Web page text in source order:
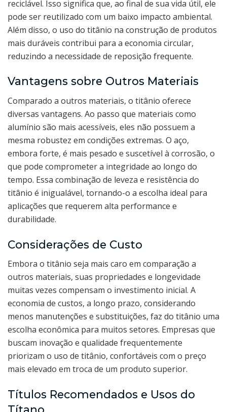
reciclável. Isso significa que, ao final de sua vida útil, ele
pode ser reutilizado com um baixo impacto ambiental.
Além disso, o uso do titânio na construção de produtos
mais duráveis contribui para a economia circular,
reduzindo a necessidade de reposição frequente.
Vantagens sobre Outros Materiais
Comparado a outros materiais, o titânio oferece
diversas vantagens. Ao passo que materiais como
alumínio são mais acessíveis, eles não possuem a
mesma robustez em condições extremas. O aço,
embora forte, é mais pesado e suscetível à corrosão, o
que pode comprometer a integridade ao longo do
tempo. Essa combinação de leveza e resistência do
titânio é inigualável, tornando-o a escolha ideal para
aplicações que requerem alta performance e
durabilidade.
Considerações de Custo
Embora o titânio seja mais caro em comparação a
outros materiais, suas propriedades e longevidade
muitas vezes compensam o investimento inicial. A
economia de custos, a longo prazo, considerando
menos manutenções e substituições, faz do titânio uma
escolha econômica para muitos setores. Empresas que
buscam inovação e qualidade frequentemente
priorizam o uso de titânio, confortáveis com o preço
mais elevado em troca de um produto superior.
Títulos Recomendados e Usos do